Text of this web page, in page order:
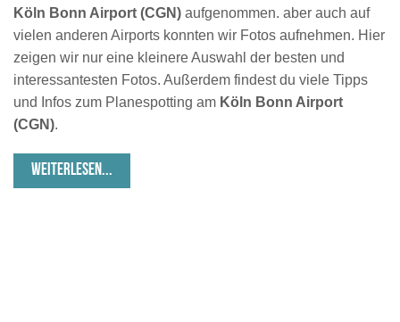
Köln Bonn Airport (CGN) aufgenommen. aber auch auf
vielen anderen Airports konnten wir Fotos aufnehmen. Hier
zeigen wir nur eine kleinere Auswahl der besten und
interessantesten Fotos. Außerdem findest du viele Tipps
und Infos zum Planespotting am Köln Bonn Airport
(CGN).
WEITERLESEN...